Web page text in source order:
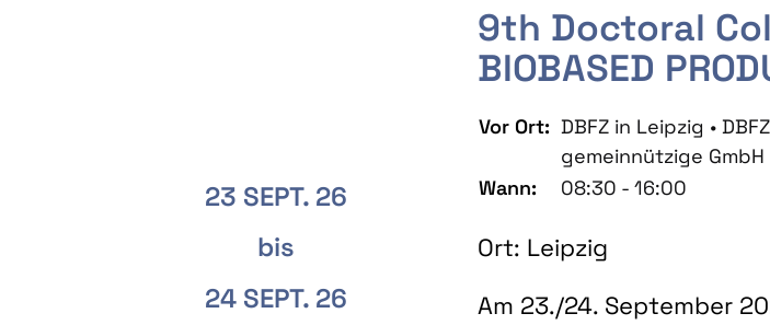
23 SEPT. 26
bis
24 SEPT. 26
9th Doctoral
BIOBASED
Vor Ort: DBFZ in Leipzig •
gemeinnützige GmbH
Wann:
08:30 - 16:00
Ort: Leipzig
Am 23./24. September